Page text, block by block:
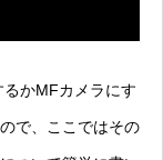
かMFカメラにす
で、ここではその